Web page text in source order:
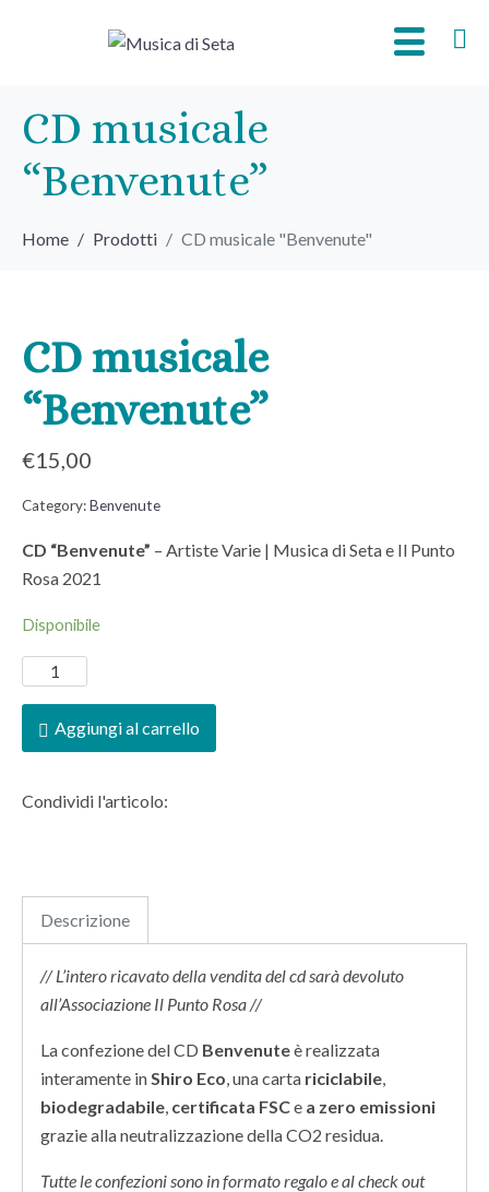
CD musicale
“Benvenute”
Home Prodotti CD musicale "Benvenute"
CD musicale
“Benvenute”
€15,00
Category:Benvenute
CD “Benvenute” – Artiste Varie | Musica di Seta e Il Punto
Rosa 2021
Disponibile
Aggiungi al carrello
Condividi l'articolo:
Descrizione
// L’intero ricavato della vendita del cd sarà devoluto
all’Associazione Il Punto Rosa //
La confezione del CD Benvenuteè realizzata
interamente in Shiro Eco , una carta riciclabile
biodegradabile certificata FSCe a zero emissioni
grazie alla neutralizzazione della CO2 residua.
Tutte le confezioni sono in formato regalo e al check out